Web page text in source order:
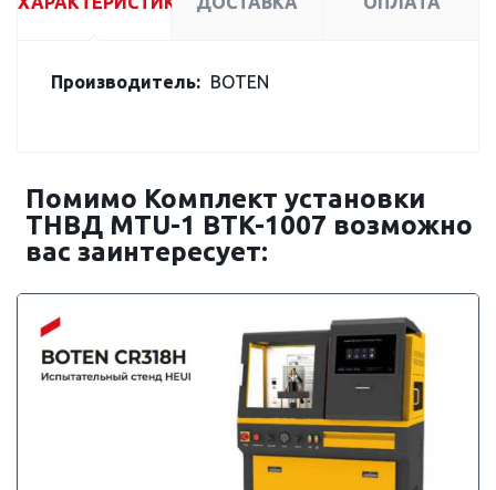
Производитель: BOTEN
Помимо Комплект установки
ТНВД MTU-1 BTK-1007 возможно
вас заинтересует: